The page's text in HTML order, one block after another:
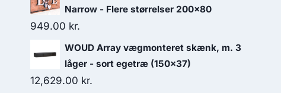
Narrow - Flere størrelser 200x80
949.00 kr.
WOUD Array vægmonteret skænk, m. 3
låger - sort egetræ (150x37)
12,629.00 kr.